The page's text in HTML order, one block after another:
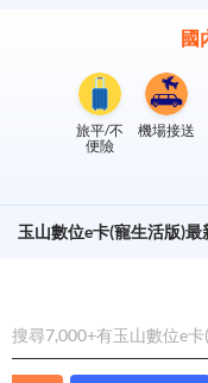
國
旅平/不
便險
機場接送
玉山數位e卡(寵生活版)
搜尋7,000+有玉山數位e